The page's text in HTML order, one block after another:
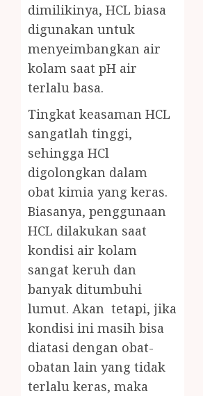
dimilikinya, HCL biasa
digunakan untuk
menyeimbangkan air
kolam saat pH air
terlalu basa.
Tingkat keasaman HCL
sangatlah tinggi,
sehingga HCl
digolongkan dalam
obat kimia yang keras.
Biasanya, penggunaan
HCL dilakukan saat
kondisi air kolam
sangat keruh dan
banyak ditumbuhi
lumut. Akan tetapi, jika
kondisi ini masih bisa
diatasi dengan obat-
obatan lain yang tidak
terlalu keras, maka